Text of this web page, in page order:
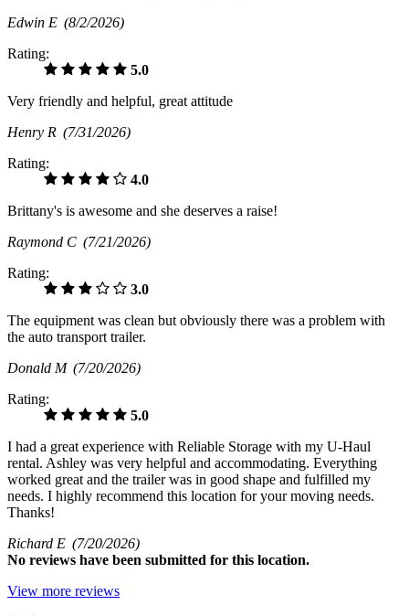
Edwin E (8/2/2026)
Rating:
5.0
Very friendly and helpful, great attitude
Henry R (7/31/2026)
Rating:
4.0
Brittany's is awesome and she deserves a raise!
Raymond C (7/21/2026)
Rating:
3.0
The equipment was clean but obviously there was a problem with
the auto transport trailer.
Donald M (7/20/2026)
Rating:
5.0
I had a great experience with Reliable Storage with my U-Haul
rental. Ashley was very helpful and accommodating. Everything
worked great and the trailer was in good shape and fulfilled my
needs. I highly recommend this location for your moving needs.
Thanks!
Richard E (7/20/2026)
No reviews have been submitted for this location.
View more reviews